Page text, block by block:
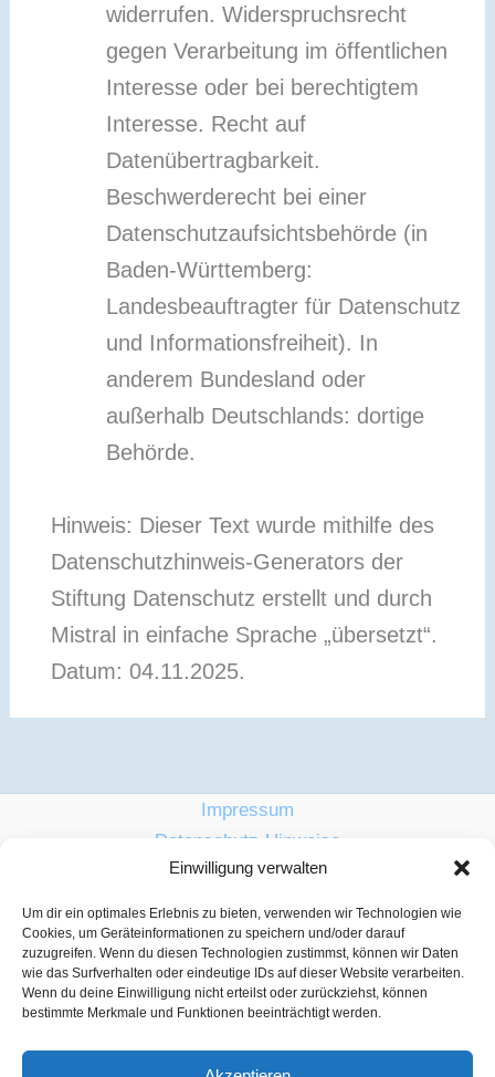
Einwilligung verwalten
Um dir ein optimales Erlebnis zu bieten, verwenden wir Technologien wie
Cookies, um Geräteinformationen zu speichern und/oder darauf
zuzugreifen. Wenn du diesen Technologien zustimmst, können wir Daten
wie das Surfverhalten oder eindeutige IDs auf dieser Website verarbeiten.
Wenn du deine Einwilligung nicht erteilst oder zurückziehst, können
bestimmte Merkmale und Funktionen beeinträchtigt werden.
widerrufen. Widerspruchsrecht
gegen Verarbeitung im öffentlichen
Interesse oder bei berechtigtem
Interesse. Recht auf
Datenübertragbarkeit.
Beschwerderecht bei einer
Datenschutzaufsichtsbehörde (in
Baden-Württemberg:
Landesbeauftragter für Datenschutz
und Informationsfreiheit). In
anderem Bundesland oder
außerhalb Deutschlands: dortige
Behörde.
Hinweis: Dieser Text wurde mithilfe des
Datenschutzhinweis-Generators der
Stiftung Datenschutz erstellt und durch
Mistral in einfache Sprache „übersetzt“.
Datum: 04.11.2025.
Impressum
Datenschutz-Hinweise
Barrierefrei
Cookie-Richtlinie (EU)
Lebenshilfe für Menschen mit Unterstützungsbedarf im
Württembergischen Allgäu e.V.